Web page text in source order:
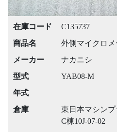
在庫コード
C135737
商品名
外側マイクロメ
メーカー
ナカニシ
型式
YAB08-M
年式
倉庫
東日本マシン
C棟10J-07-02